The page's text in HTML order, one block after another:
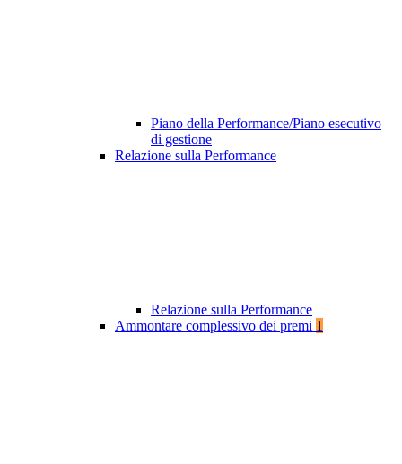
Piano della Performance/Piano esecutivo
di gestione
Relazione sulla Performance
Relazione sulla Performance
Ammontare complessivo dei premi 1